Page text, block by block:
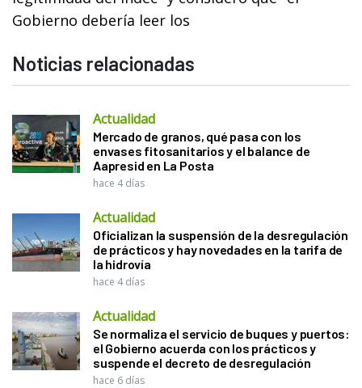
Gobierno debería leer los
Noticias relacionadas
Actualidad
Mercado de granos, qué pasa con los
envases fitosanitarios y el balance de
Aapresid en La Posta
hace 4 días
Actualidad
Oficializan la suspensión de la desregulación
de prácticos y hay novedades en la tarifa de
la hidrovía
hace 4 días
Actualidad
Se normaliza el servicio de buques y puertos:
el Gobierno acuerda con los prácticos y
suspende el decreto de desregulación
hace 6 días